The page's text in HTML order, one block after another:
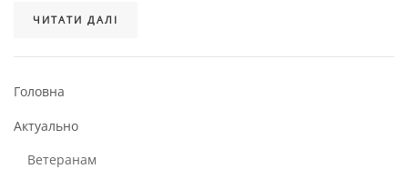
ЧИТАТИ ДАЛІ
Головна
Актуально
Ветеранам